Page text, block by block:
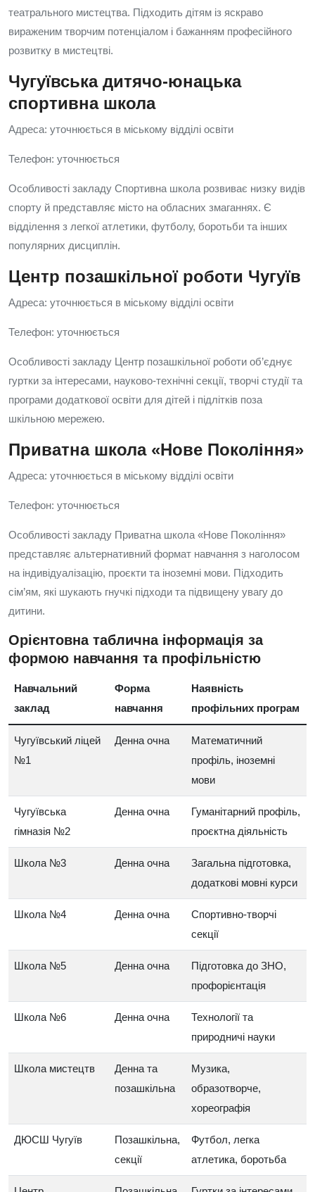
театрального мистецтва. Підходить дітям із яскраво
вираженим творчим потенціалом і бажанням професійного
розвитку в мистецтві.
Чугуївська дитячо‑юнацька
спортивна школа
Адреса: уточнюється в міському відділі освіти
Телефон: уточнюється
Особливості закладу Спортивна школа розвиває низку видів
спорту й представляє місто на обласних змаганнях. Є
відділення з легкої атлетики, футболу, боротьби та інших
популярних дисциплін.
Центр позашкільної роботи Чугуїв
Адреса: уточнюється в міському відділі освіти
Телефон: уточнюється
Особливості закладу Центр позашкільної роботи об’єднує
гуртки за інтересами, науково‑технічні секції, творчі студії та
програми додаткової освіти для дітей і підлітків поза
шкільною мережею.
Приватна школа «Нове Покоління»
Адреса: уточнюється в міському відділі освіти
Телефон: уточнюється
Особливості закладу Приватна школа «Нове Покоління»
представляє альтернативний формат навчання з наголосом
на індивідуалізацію, проєкти та іноземні мови. Підходить
сім’ям, які шукають гнучкі підходи та підвищену увагу до
дитини.
Орієнтовна таблична інформація за
формою навчання та профільністю
Навчальний
заклад
Форма
навчання
Наявність
профільних програм
Чугуївський ліцей
№1
Денна очна
Математичний
профіль, іноземні
мови
Чугуївська
гімназія №2
Денна очна
Гуманітарний профіль,
проєктна діяльність
Школа №3 Денна очна
Загальна підготовка,
додаткові мовні курси
Школа №4 Денна очна
Спортивно‑творчі
секції
Школа №5 Денна очна
Підготовка до ЗНО,
профорієнтація
Школа №6 Денна очна
Технології та
природничі науки
Школа мистецтв
Денна та
позашкільна
Музика,
образотворче,
хореографія
ДЮСШ Чугуїв
Позашкільна,
секції
Футбол, легка
атлетика, боротьба